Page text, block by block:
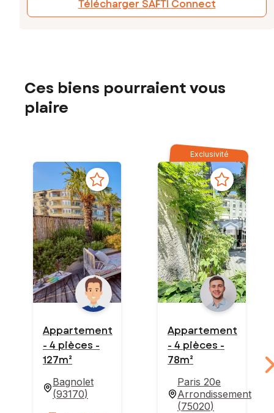
Télécharger SAFTI Connect
Ces biens pourraient vous
plaire
Appartement
- 4 pièces -
127m²
Bagnolet
(93170)
Exclusivité
Appartement
- 4 pièces -
78m²
Paris 20e
Arrondissement
(75020)